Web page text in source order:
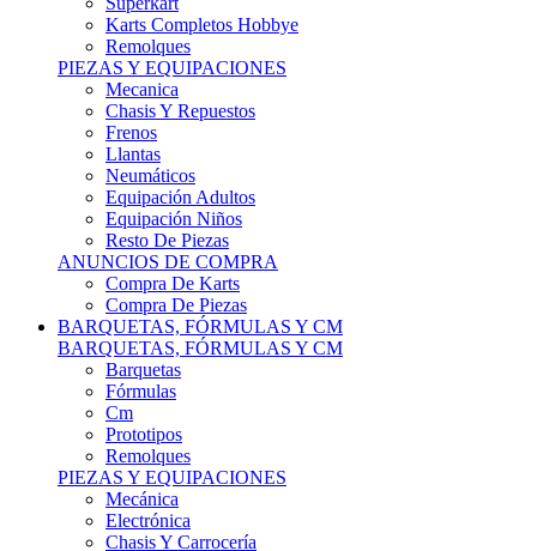
Remolques
PIEZAS Y EQUIPACIONES
Mecanica
Chasis Y Repuestos
Frenos
Llantas
Neumáticos
Equipación Adultos
Equipación Niños
Resto De Piezas
ANUNCIOS DE COMPRA
Compra De Karts
Compra De Piezas
BARQUETAS, FÓRMULAS Y CM
BARQUETAS, FÓRMULAS Y CM
Barquetas
Fórmulas
Cm
Prototipos
Remolques
PIEZAS Y EQUIPACIONES
Mecánica
Electrónica
Chasis Y Carrocería
Suspensiones